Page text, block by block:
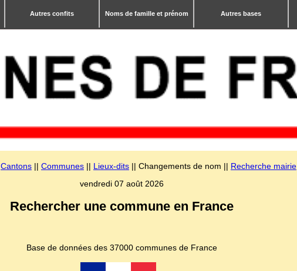
Autres confits Noms de famille et prénom Autres bases
Cantons || Communes || Lieux-dits || Changements de nom || Recherche mairie
vendredi 07 août 2026
Rechercher une commune en France
Base de données des 37000 communes de France